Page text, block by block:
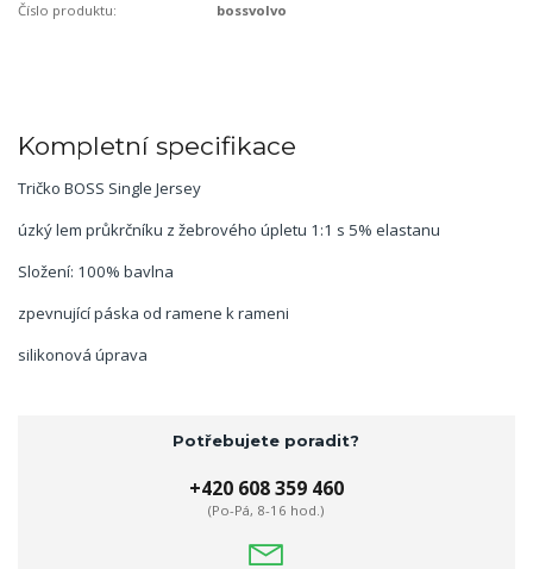
Číslo produktu: bossvolvo
Kompletní specifikace
Tričko BOSS Single Jersey
úzký lem průkrčníku z žebrového úpletu 1:1 s 5% elastanu
Složení: 100% bavlna
zpevnující páska od ramene k rameni
silikonová úprava
Potřebujete poradit?
+420 608 359 460
(Po-Pá, 8-16 hod.)